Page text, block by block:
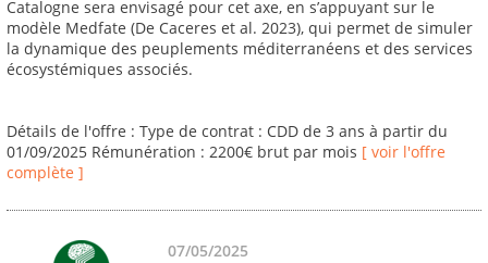
Catalogne sera envisagé pour cet axe, en s’appuyant sur le
modèle Medfate (De Caceres et al. 2023), qui permet de simuler
la dynamique des peuplements méditerranéens et des services
écosystémiques associés.
Détails de l'offre : Type de contrat : CDD de 3 ans à partir du
01/09/2025 Rémunération : 2200€ brut par mois [ voir l'offre
complète ]
07/05/2025